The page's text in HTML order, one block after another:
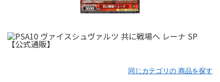
同じカテゴリの 商品を探す